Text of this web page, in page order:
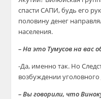
спасти САПИ, будь его
половину денег
населения.
– На это Тумусов на вас
-Да, именно так. Но
возбуждении уголовного
– Вы говорили, что